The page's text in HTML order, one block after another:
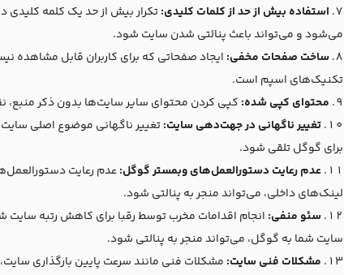
استفاده بیش از حد از کلمات کلیدی:تکرار بیش از حد یک کلمه کلیدی
می‌شود و می‌تواند باعث پنالتی شدن سایت شود.
ساخت صفحات مخفی: ایجاد صفحاتی که برای کاربران قابل مشاهده
تکنیک‌های اسپم است.
محتوای کپی شده: کپی کردن محتوای سایر سایت‌ها بدون ذکر
تغییر ناگهانی در جهت‌دهی سایت:تغییر ناگهانی موضوع اصلی
برای گوگل تلقی شود.
عدم رعایت دستورالعمل‌های وبمستر گوگل:
لینک‌های داخلی، می‌تواند منجر به پنالتی شود.
سئو منفی: انجام اقدامات مخرب توسط رقبا برای کاهش رتبه سایت
سایت شما به گوگل، می‌تواند منجر به پنالتی شود.
مشکلات فنی سایت: